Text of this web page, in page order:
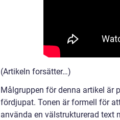
(Artikeln forsätter…)
Målgruppen för denna artikel är
fördjupat. Tonen är formell för
använda en välstrukturerad text